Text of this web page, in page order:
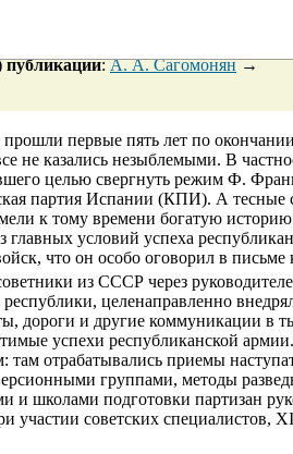
:А. А. Сагомонян→
прошли первые пять лет по
не казались незыблемыми. В
целью свергнуть режим Ф.
партия Испании (КПИ). А тесные
к тому времени богатую
главных условий успеха
что он особо оговорил в письме
из СССР через
республики, целенаправленно
дороги и другие коммуникации в
успехи республиканской
там отрабатывались приемы
группами, методы
и школами подготовки партизан
участии советских специалистов,